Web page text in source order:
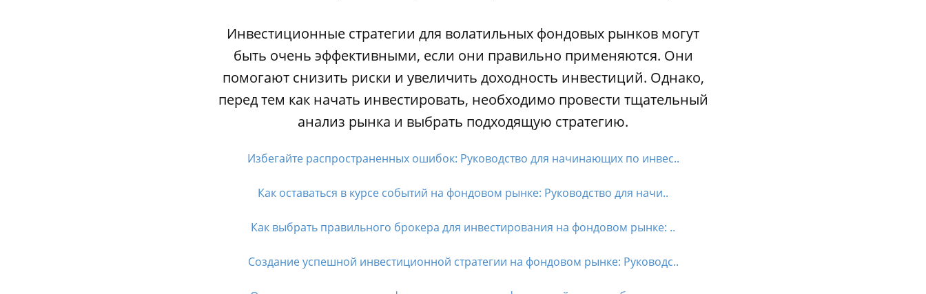
Инвестиционные стратегии для волатильных фондовых рынков могут
быть очень эффективными, если они правильно применяются. Они
помогают снизить риски и увеличить доходность инвестиций. Однако,
перед тем как начать инвестировать, необходимо провести тщательный
анализ рынка и выбрать подходящую стратегию.
Избегайте распространенных ошибок: Руководство для начинающих по инвес..
Как оставаться в курсе событий на фондовом рынке: Руководство для начи..
Как выбрать правильного брокера для инвестирования на фондовом рынке: ..
Создание успешной инвестиционной стратегии на фондовом рынке: Руководс..